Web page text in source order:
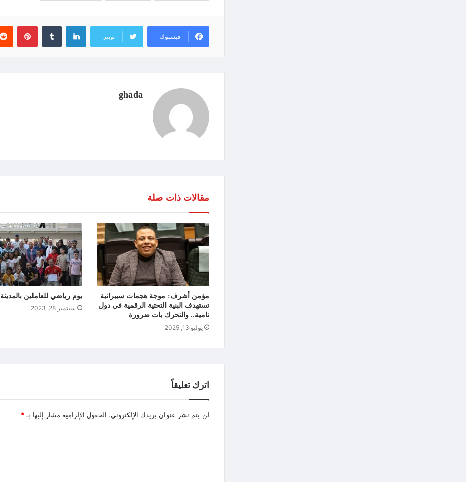
فيسبوك تويتر
لينكدإن بينتيريست
ghada
مقالات ذات صلة
مؤمن أشرف: موجة هجمات سيبرانية
تستهدف البنية التحتية الرقمية في دول
نامية.. والتحرك بات ضرورة
يوليو 13, 2025
يوم رياضي للعاملين بالمدينة
سبتمبر 28, 2023
اترك تعليقاً
لن يتم نشر عنوان بريدك الإلكتروني. الحقول الإلزامية مشار إليها بـ*